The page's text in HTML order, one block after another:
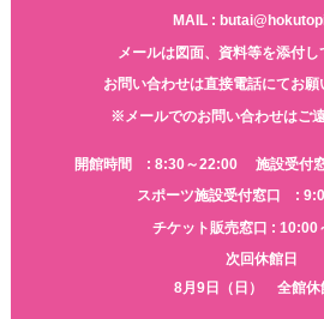
MAIL :
メールは図面、資料等を添付し
お問い合わせは直接電話にてお願
※メールでのお問い合わせはご遠
開館時間 : 8:30～22:00
施設受付
スポーツ施設受付窓口 :
チケット販売窓口 : 10:00
次回休館日
8月9日（日） 全館休